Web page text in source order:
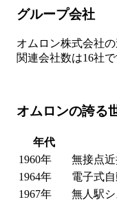
グループ会社
オムロン株式会社
関連会社数は16社で
オムロンの誇る
年代
1960年
無接点
1964年
電子式
1967年
無人駅